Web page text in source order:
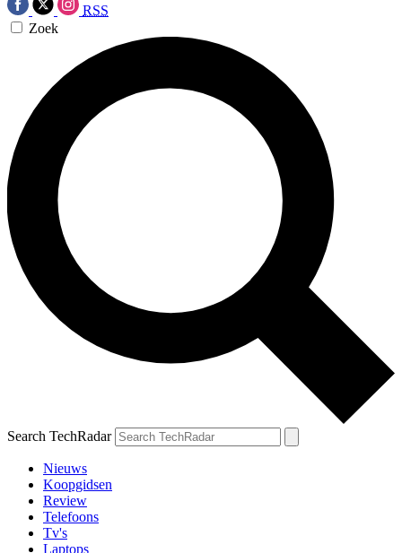
RSS
Zoek
Search TechRadar
Nieuws
Koopgidsen
Review
Telefoons
Tv's
Laptops